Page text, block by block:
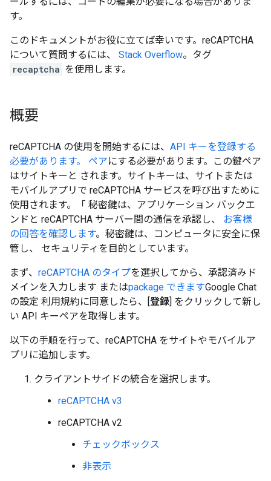
す。
このドキュメントがお役に立てば幸いです。reCAPTCHA
について質問するには、 Stack Overflow。タグ
recaptcha を使用します。
概要
reCAPTCHA の使用を開始するには、 API キーを登録する
必要があります。 ペアにする必要があります。この鍵ペア
はサイトキーと されます。サイトキーは、サイトまたは
モバイルアプリで reCAPTCHA サービスを呼び出すために
使用されます。「 秘密鍵は、アプリケーション バックエ
ンドと reCAPTCHA サーバー間の通信を承認し、 お客様
の回答を確認します。秘密鍵は、コンピュータに安全に保
管し、 セキュリティを目的としています。
まず、 reCAPTCHA のタイプを選択してから、承認済みド
メインを入力します またはpackage できますGoogle Chat
の設定 利用規約に同意したら、[登録] をクリックして新し
い API キーペアを取得します。
以下の手順を行って、reCAPTCHA をサイトやモバイルア
プリに追加します。
クライアントサイドの統合を選択します。
reCAPTCHA v3
reCAPTCHA v2
チェックボックス
非表示